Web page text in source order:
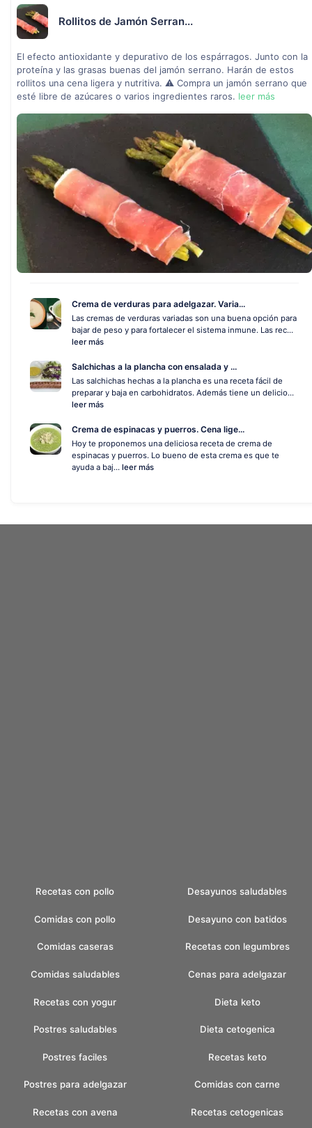
Rollitos de Jamón Serran...
El efecto antioxidante y depurativo de los espárragos. Junto con la
proteína y las grasas buenas del jamón serrano. Harán de estos
rollitos una cena ligera y nutritiva. ⚠ Compra un jamón serrano que
esté libre de azúcares o varios ingredientes raros. leer más
Crema de verduras para adelgazar. Varia...
Las cremas de verduras variadas son una buena opción para
bajar de peso y para fortalecer el sistema inmune. Las rec...
leer más
Salchichas a la plancha con ensalada y ...
Las salchichas hechas a la plancha es una receta fácil de
preparar y baja en carbohidratos. Además tiene un delicio...
leer más
Crema de espinacas y puerros. Cena lige...
Hoy te proponemos una deliciosa receta de crema de
espinacas y puerros. Lo bueno de esta crema es que te
ayuda a baj... leer más
Recetas con pollo
Comidas con pollo
Comidas caseras
Comidas saludables
Recetas con yogur
Postres saludables
Postres faciles
Postres para adelgazar
Recetas con avena
Desayunos saludables
Desayuno con batidos
Recetas con legumbres
Cenas para adelgazar
Dieta keto
Dieta cetogenica
Recetas keto
Comidas con carne
Recetas cetogenicas